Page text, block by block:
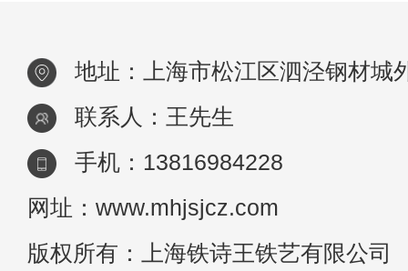
地址：上海市松江区泗泾钢材城
联系人：王先生
手机：13816984228
网址：www.mhjsjcz.com
版权所有：上海铁诗王铁艺有限公司